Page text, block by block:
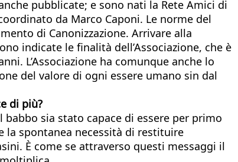
pubblicate; e sono nati la Rete Amici di
da Marco Caponi. Le norme del
di Canonizzazione. Arrivare alla
indicate le finalità dell’Associazione, che è
L’Associazione ha comunque anche lo
del valore di ogni essere umano sin dal
di più?
sia stato capace di essere per primo
la spontanea necessità di restituire
È come se attraverso questi messaggi il